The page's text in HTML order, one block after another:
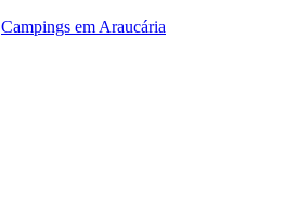
Campings em Araucária